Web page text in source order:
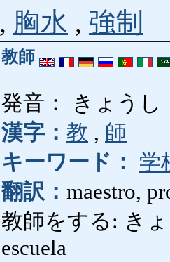
, 胸水 , 強制
教師
発音： きょうし
漢字： 教 , 師
キーワード：
学
翻訳： maestro,
教師をする: きょ
escuela